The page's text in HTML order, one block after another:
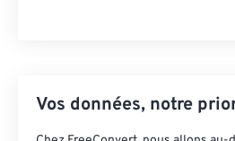
Vos données, notre